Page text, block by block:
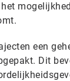
een
Dit